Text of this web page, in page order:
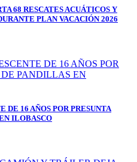
68 RESCATES ACUÁTICOS Y
PLAN VACACIÓN 2026
DE 16 AÑOS POR PRESUNTA
ILOBASCO